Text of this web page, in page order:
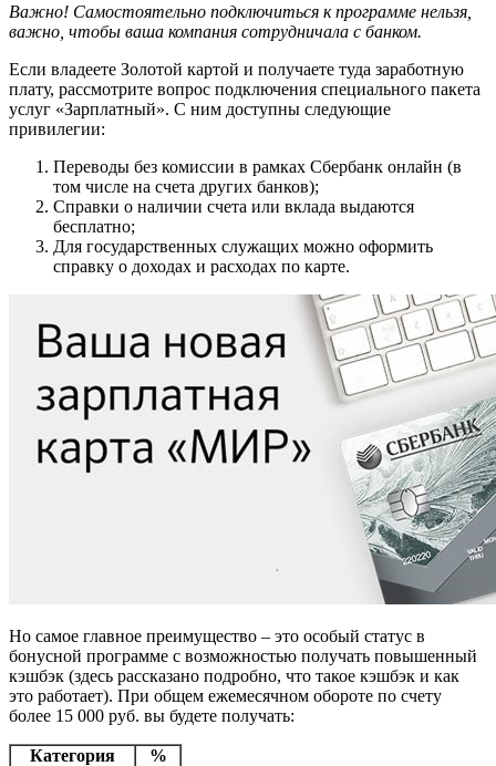
Важно! Самостоятельно подключиться к программе нельзя,
важно, чтобы ваша компания сотрудничала с банком.
Если владеете Золотой картой и получаете туда заработную
плату, рассмотрите вопрос подключения специального пакета
услуг «Зарплатный». С ним доступны следующие
привилегии:
Переводы без комиссии в рамках Сбербанк онлайн (в
том числе на счета других банков);
Справки о наличии счета или вклада выдаются
бесплатно;
Для государственных служащих можно оформить
справку о доходах и расходах по карте.
Но самое главное преимущество – это особый статус в
бонусной программе с возможностью получать повышенный
кэшбэк (здесь рассказано подробно, что такое кэшбэк и как
это работает). При общем ежемесячном обороте по счету
более 15 000 руб. вы будете получать:
Категория
%